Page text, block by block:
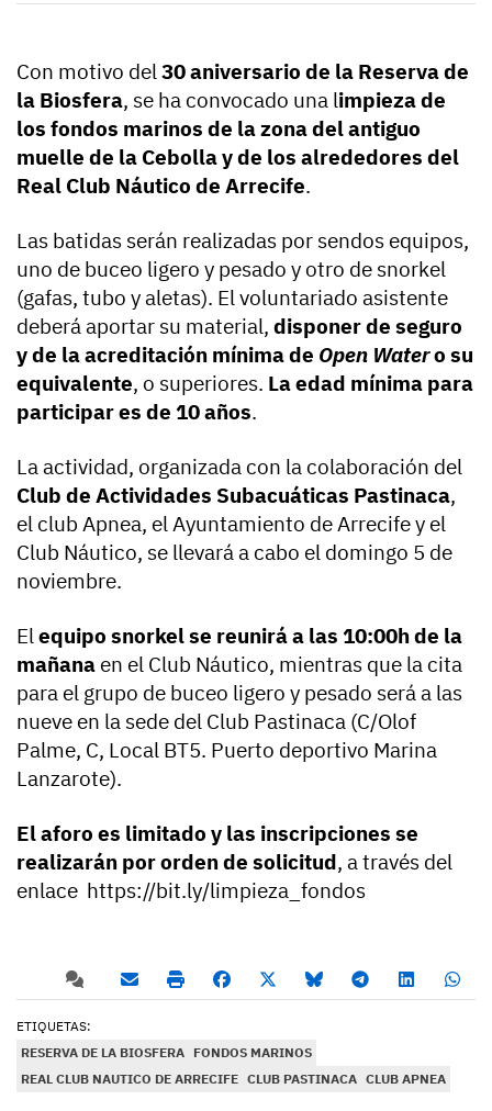
Con motivo del 30 aniversario de la Reserva de
la Biosfera, se ha convocado una limpieza de
los fondos marinos de la zona del antiguo
muelle de la Cebolla y de los alrededores del
Real Club Náutico de Arrecife.
Las batidas serán realizadas por sendos equipos,
uno de buceo ligero y pesado y otro de snorkel
(gafas, tubo y aletas). El voluntariado asistente
deberá aportar su material, disponer de seguro
y de la acreditación mínima de Open Watero su
equivalente, o superiores. La edad mínima para
participar es de 10 años.
La actividad, organizada con la colaboración del
Club de Actividades Subacuáticas Pastinaca,
el club Apnea, el Ayuntamiento de Arrecife y el
Club Náutico, se llevará a cabo el domingo 5 de
noviembre.
El equipo snorkel se reunirá a las 10:00h de la
mañana en el Club Náutico, mientras que la cita
para el grupo de buceo ligero y pesado será a las
nueve en la sede del Club Pastinaca (C/Olof
Palme, C, Local BT5. Puerto deportivo Marina
Lanzarote).
El aforo es limitado y las inscripciones se
realizarán por orden de solicitud, a través del
enlace https://bit.ly/limpieza_fondos
ETIQUETAS:
RESERVA DE LA BIOSFERA FONDOS MARINOS
REAL CLUB NAUTICO DE ARRECIFE CLUB PASTINACA CLUB APNEA